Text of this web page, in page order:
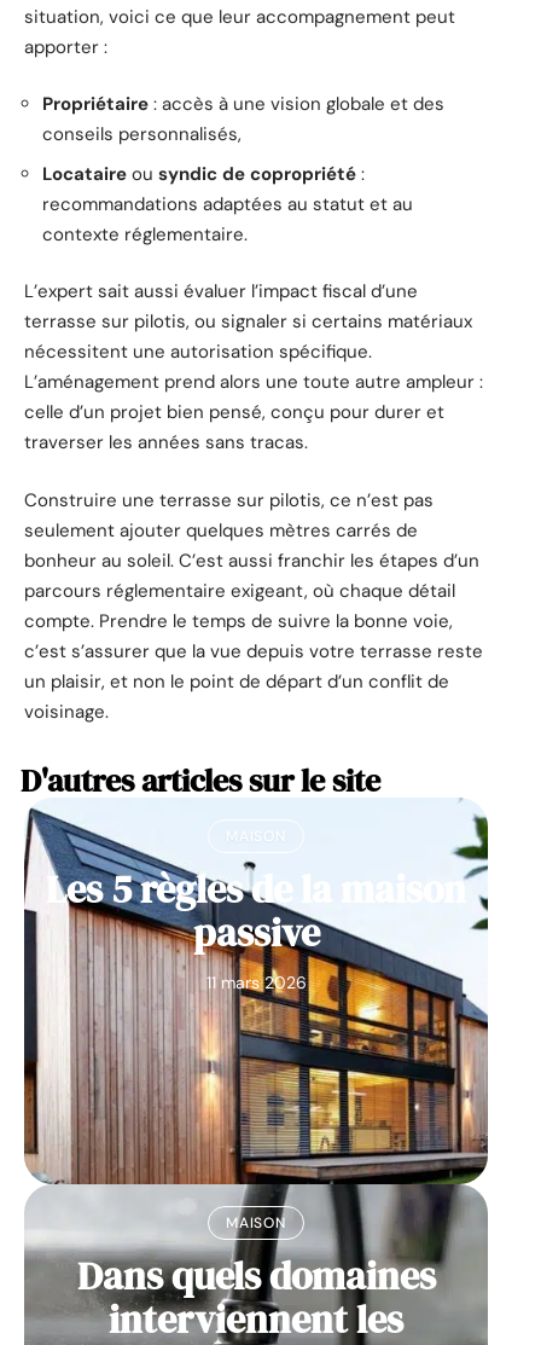
situation, voici ce que leur accompagnement peut
apporter :
Propriétaire : accès à une vision globale et des
conseils personnalisés,
Locataire ou syndic de copropriété :
recommandations adaptées au statut et au
contexte réglementaire.
L’expert sait aussi évaluer l’impact fiscal d’une
terrasse sur pilotis, ou signaler si certains matériaux
nécessitent une autorisation spécifique.
L’aménagement prend alors une toute autre ampleur :
celle d’un projet bien pensé, conçu pour durer et
traverser les années sans tracas.
Construire une terrasse sur pilotis, ce n’est pas
seulement ajouter quelques mètres carrés de
bonheur au soleil. C’est aussi franchir les étapes d’un
parcours réglementaire exigeant, où chaque détail
compte. Prendre le temps de suivre la bonne voie,
c’est s’assurer que la vue depuis votre terrasse reste
un plaisir, et non le point de départ d’un conflit de
voisinage.
D'autres articles sur le site
MAISON
Les 5 règles de la maison
passive
11 mars 2026
MAISON
Dans quels domaines
interviennent les